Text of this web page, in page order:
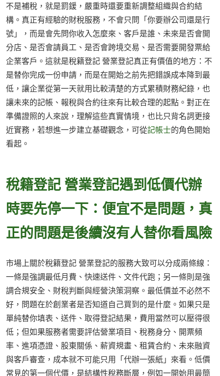
不是補稅，就是罰鍰，嚴重時還要重新調整組織與合約結
構。真正有經驗的財稅服務，不會只問「你要辦公司還是行
號」，而是會先問你收入怎麼來、客戶是誰、未來是否會開
分店、是否會請員工、是否會跨境交易、是否需要開發票給
企業客戶。這就是稅籍登記 營業登記真正有價值的地方：不
是替你完成一份申請，而是在開始之前先把錯誤成本降到最
低，讓企業從第一天就用比較清楚的方式累積財務紀錄，也
讓未來的記帳、報稅與合約往來有比較合理的起點。對正在
準備證照的人來說，理解這些真實情境，也比只背名詞更接
近實務，若想進一步建立基礎觀念，可從記帳士的角色開始
看起。
稅籍登記 營業登記遇到低價代辦
時要先停一下：便宜不是問題，真
正的問題是後續沒有人替你看風險
市場上關於稅籍登記 營業登記的服務大致可以分成兩條線：
一條是強調最低月費、快速送件、文件代跑；另一條則是強
調合規安全、財稅判斷與經營決策洞察。最低價並不必然不
好，問題在於創業者是否知道自己買到的是什麼。如果只是
單純替你填表、送件、取得登記結果，費用當然可以壓得很
低；但如果服務者需要評估營業項目、稅務身分、開票頻
率、進項憑證、股東關係、薪資規畫、租賃合約、未來融資
與客戶審查，成本就不可能只用「代辦一張紙」來看。低價
常見的第一個代價，是結構性稅務斷層，例如一開始用最簡